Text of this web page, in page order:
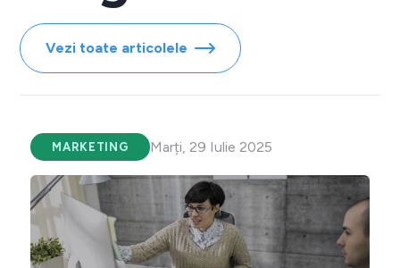
Vezi toate articolele
MARKETING Marți, 29 Iulie 2025